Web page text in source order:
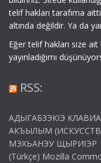
telif hakları tarafıma
altında değildir. Ya da
Eğer telif hakları size
yayınladığımı
RSS:
АДЫГАБЗЭКӀЭ
АКЪЫЛЫМ
МЭХЬАНЭУ ЩЫРИӀЭР
(Türkçe) Mozilla